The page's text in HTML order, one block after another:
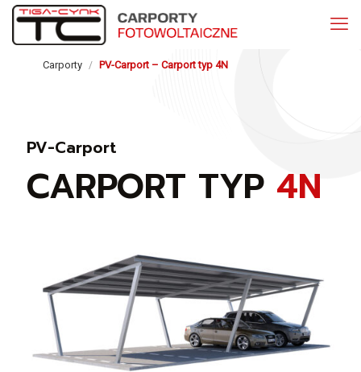
Carporty / PV-Carport – Carport typ 4N
PV-Carport
CARPORT TYP 4N